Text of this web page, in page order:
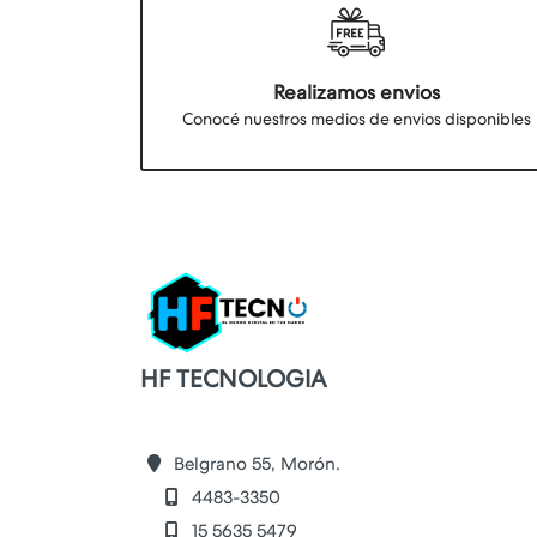
Realizamos envios
Conocé nuestros medios de envios disponibles
HF TECNOLOGIA
Belgrano 55, Morón.
4483-3350
15 5635 5479